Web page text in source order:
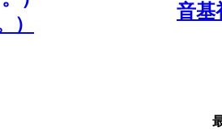
）
音基